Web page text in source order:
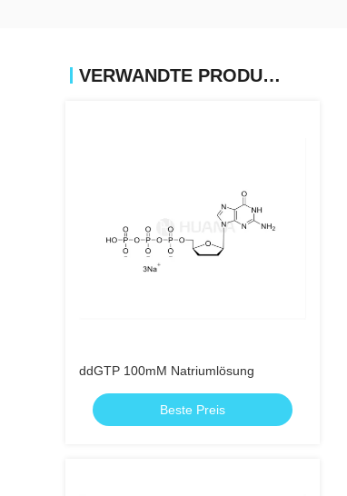
VERWANDTE PRODUKTE
ddGTP 100mM Natriumlösung
Beste Preis